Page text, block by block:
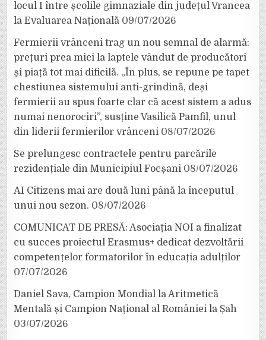
locul I între școlile gimnaziale din județul Vrancea
la Evaluarea Națională 09/07/2026
Fermierii vrânceni trag un nou semnal de alarmă:
prețuri prea mici la laptele vândut de producători
și piață tot mai dificilă. „În plus, se repune pe tapet
chestiunea sistemului anti-grindină, deși
fermierii au spus foarte clar că acest sistem a adus
numai nenorociri”, susține Vasilică Pamfil, unul
din liderii fermierilor vrânceni 08/07/2026
Se prelungesc contractele pentru parcările
rezidențiale din Municipiul Focșani 08/07/2026
AI Citizens mai are două luni până la începutul
unui nou sezon. 08/07/2026
COMUNICAT DE PRESĂ: Asociația NOI a finalizat
cu succes proiectul Erasmus+ dedicat dezvoltării
competențelor formatorilor în educația adulților
07/07/2026
Daniel Sava, Campion Mondial la Aritmetică
Mentală și Campion Național al României la Șah
03/07/2026